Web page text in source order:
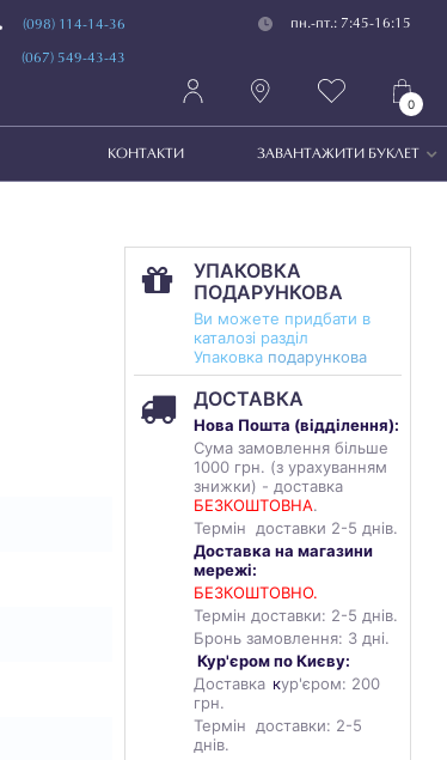
(098) 114-14-36
(067) 549-43-43
пн.-пт.: 7:45-16:15
0
КОНТАКТИ ЗАВАНТАЖИТИ БУКЛЕТ
УПАКОВКА
ПОДАРУНКОВА
Ви можете придбати в
каталозі разділ
Упаковка подарункова
ДОСТАВКА
Нова Пошта (відділення):
Сума замовлення більше
1000 грн. (з урахуванням
знижки) - доставка
БЕЗКОШТОВНА.
Термін доставки 2-5 днів.
Доставка на магазини
мережі:
БЕЗКОШТОВНО.
Термін доставки: 2-5 днів.
Бронь замовлення: 3 дні.
Кур'єром по Києву:
Доставка кур'єром: 200
грн.
Термін доставки: 2-5
днів.